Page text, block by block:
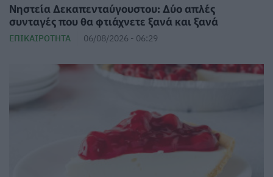
Νηστεία Δεκαπενταύγουστου: Δύο απλές
συνταγές που θα φτιάχνετε ξανά και ξανά
ΕΠΙΚΑΙΡΌΤΗΤΑ 06/08/2026 - 06:29